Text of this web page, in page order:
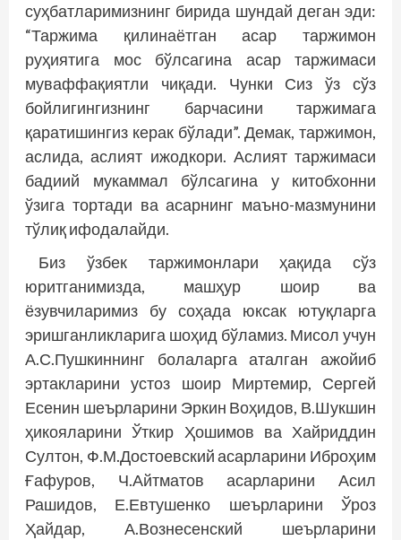
суҳбатларимизнинг бирида шундай деган эди:
“Таржима қилинаётган асар таржимон
руҳиятига мос бўлсагина асар таржимаси
муваффақиятли чиқади. Чунки Сиз ўз сўз
бойлигингизнинг барчасини таржимага
қаратишингиз керак бўлади”. Демак, таржимон,
аслида, аслият ижодкори. Аслият таржимаси
бадиий мукаммал бўлсагина у китобхонни
ўзига тортади ва асарнинг маъно-мазмунини
тўлиқ ифодалайди.
Биз ўзбек таржимонлари ҳақида сўз
юритганимизда, машҳур шоир ва
ёзувчиларимиз бу соҳада юксак ютуқларга
эришганликларига шоҳид бўламиз. Мисол учун
А.С.Пушкиннинг болаларга аталган ажойиб
эртакларини устоз шоир Миртемир, Сергей
Есенин шеърларини Эркин Воҳидов, В.Шукшин
ҳикояларини Ўткир Ҳошимов ва Хайриддин
Султон, Ф.М.Достоевский асарларини Иброҳим
Ғафуров, Ч.Айтматов асарларини Асил
Рашидов, Е.Евтушенко шеърларини Ўроз
Ҳайдар, А.Вознесенский шеърларини